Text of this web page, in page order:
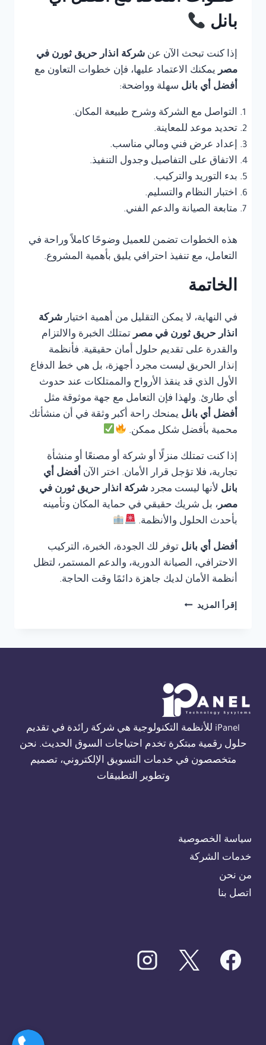
بانل
إذا كنت تبحث الآن عن شركة انذار حريق ثورن في
مصر يمكنك الاعتماد عليها، فإن خطوات التعاون مع
أفضل أي بانل سهلة وواضحة:
التواصل مع الشركة وشرح طبيعة المكان.
تحديد موعد للمعاينة.
إعداد عرض فني ومالي مناسب.
الاتفاق على التفاصيل وجدول التنفيذ.
بدء التوريد والتركيب.
اختبار النظام والتسليم.
متابعة الصيانة والدعم الفني.
هذه الخطوات تضمن للعميل وضوحًا كاملاً وراحة في
التعامل، مع تنفيذ احترافي يليق بأهمية المشروع.
الخاتمة
في النهاية، لا يمكن التقليل من أهمية اختيار شركة
انذار حريق ثورن في مصر تمتلك الخبرة والالتزام
والقدرة على تقديم حلول أمان حقيقية. فأنظمة
إنذار الحريق ليست مجرد أجهزة، بل هي خط الدفاع
الأول الذي قد ينقذ الأرواح والممتلكات عند حدوث
أي طارئ. ولهذا فإن التعامل مع جهة موثوقة مثل
أفضل أي بانل يمنحك راحة أكبر وثقة في أن منشأتك
محمية بأفضل شكل ممكن.
إذا كنت تمتلك منزلًا أو شركة أو مصنعًا أو منشأة
تجارية، فلا تؤجل قرار الأمان. اختر الآن أفضل أي
بانل لأنها ليست مجرد شركة انذار حريق ثورن في
مصر، بل شريك حقيقي في حماية المكان وتأمينه
بأحدث الحلول والأنظمة.
أفضل أي بانل توفر لك الجودة، الخبرة، التركيب
الاحترافي، الصيانة الدورية، والدعم المستمر، لتظل
أنظمة الأمان لديك جاهزة دائمًا وقت الحاجة.
إقرأ المزيد شركة
01554305486
iPanel للأنظمة التكنولوجية هي شركة رائدة في تقديم
حلول رقمية مبتكرة تخدم احتياجات السوق الحديث. نحن
متخصصون في خدمات التسويق الإلكتروني، تصميم
وتطوير التطبيقات
سياسة الخصوصية
خدمات الشركة
من نحن
اتصل بنا